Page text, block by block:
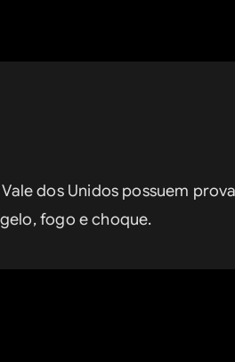
dos Unidos possuem
fogo e choque.